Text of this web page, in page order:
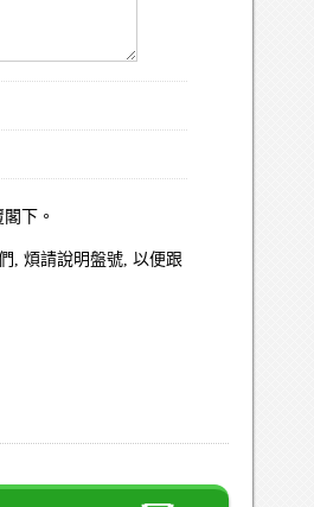
下。
, 煩請說明盤號, 以便跟